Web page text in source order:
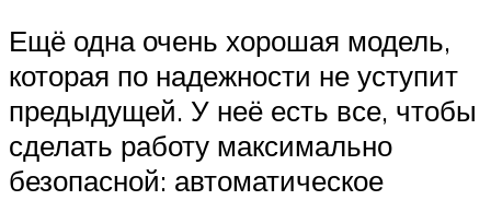
Ещё одна очень хорошая модель,
которая по надежности не уступит
предыдущей. У неё есть все, чтобы
сделать работу максимально
безопасной: автоматическое